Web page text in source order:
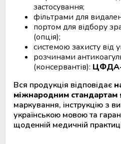
застосування;
фільтрами для
портом для відбору
(опція);
системою захисту від
розчинами
(консервантів):
Вся продукція відповідає
міжнародним стандартам
маркування, інструкцію з
українською мовою та
щоденній медичній